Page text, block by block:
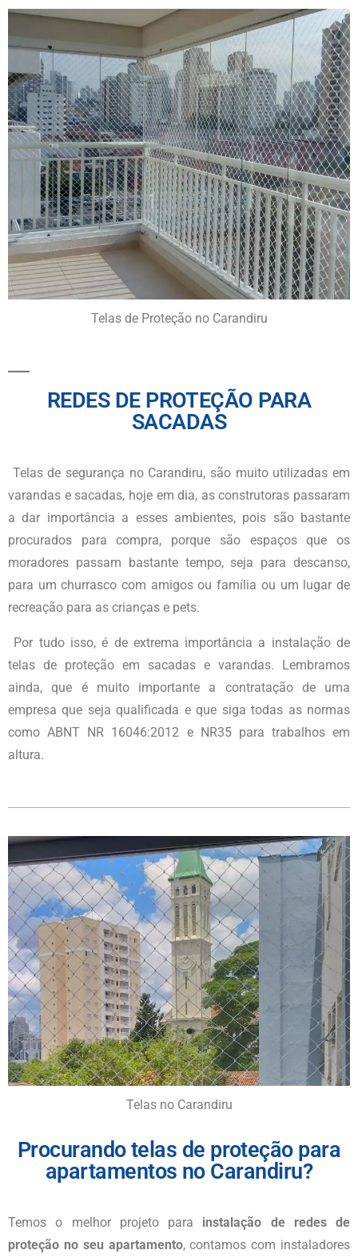
Telas de Proteção no Carandiru
REDES DE PROTEÇÃO PARA
SACADAS
Telas de segurança no Carandiru, são muito utilizadas em
varandas e sacadas, hoje em dia, as construtoras passaram
a dar importância a esses ambientes, pois são bastante
procurados para compra, porque são espaços que os
moradores passam bastante tempo, seja para descanso,
para um churrasco com amigos ou família ou um lugar de
recreação para as crianças e pets.
Por tudo isso, é de extrema importância a instalação de
telas de proteção em sacadas e varandas. Lembramos
ainda, que é muito importante a contratação de uma
empresa que seja qualificada e que siga todas as normas
como ABNT NR 16046:2012 e NR35 para trabalhos em
altura.
Telas no Carandiru
Procurando telas de proteção para
apartamentos no Carandiru?
Temos o melhor projeto para instalação de redes de
proteção no seu apartamento, contamos com instaladores